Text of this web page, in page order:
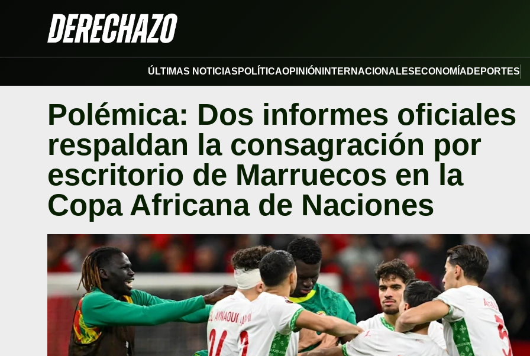
ÚLTIMAS NOTICIAS POLÍTICAOPINIÓN INTERNACIONALES ECONOMÍA DEPORTES
Polémica: Dos informes oficiales
respaldan la consagración por
escritorio de Marruecos en la
Copa Africana de Naciones